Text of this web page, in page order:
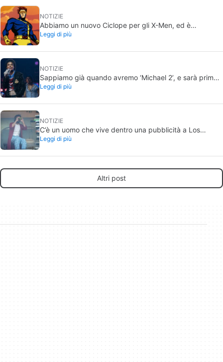
NOTIZIE
Abbiamo un nuovo Ciclope per gli X-Men, ed è
semplicemente perfetto
Leggi di più
NOTIZIE
Sappiamo già quando avremo ‘Michael 2’, e sarà prima
di quanto immagini
Leggi di più
NOTIZIE
C’è un uomo che vive dentro una pubblicità a Los
Angeles, e solo pochi sanno quale film sta promuovendo
Leggi di più
Altri post